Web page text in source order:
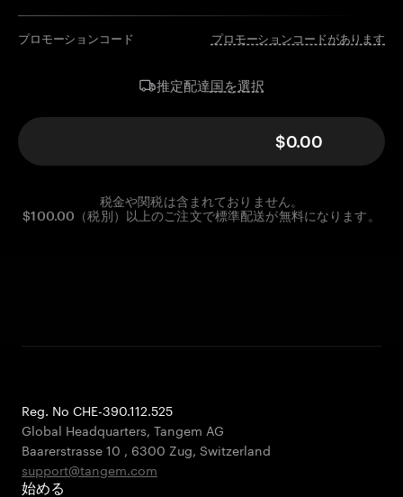
プロモーションコード プロモーションコードがあります
推定配達国を選択
$0.00
税金や関税は含まれておりません。
$100.00（税別）以上のご注文で標準配送が無料になります。
Reg. No CHE-390.112.525
Global Headquarters, Tangem AG
Baarerstrasse 10 , 6300 Zug, Switzerland
support@tangem.com
始める